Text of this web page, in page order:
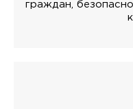
граждан,